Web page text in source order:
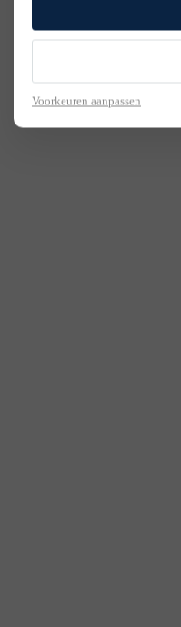
Voorkeuren aanpassen